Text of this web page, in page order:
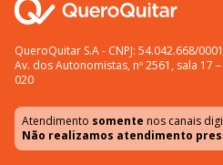
QueroQuitar S.A - CNPJ: 54.042.668/
Av. dos Autonomistas, nº 2561, sala 17
020
Atendimento somente nos canais
Não realizamos atendimento